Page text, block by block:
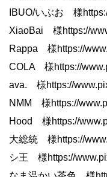
IBUO/いぶお 様
XiaoBai 様https://
Rappa 様https://
COLA 様https://
ava. 様https://
NMM 様https://
Hood 様https://
大総統 様https://
シ王 様https://